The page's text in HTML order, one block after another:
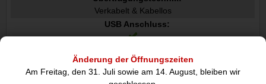
Änderung der Öffnungszeiten
Am Freitag, den 31. Juli sowie am 14. August, bleiben wir
Verkabelt & Kabellos
USB Anschluss:
USB Typ-C
Bluetooth: